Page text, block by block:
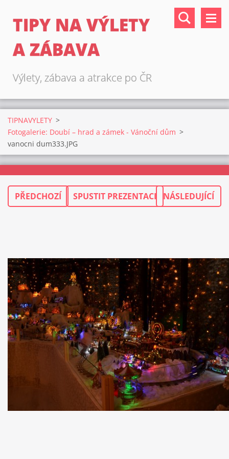
TIPY NA VÝLETY
A ZÁBAVA
Výlety, zábava a atrakce po ČR
TIPNAVYLETY >
Fotogalerie: Doubí – hrad a zámek - Vánoční dům >
vanocni dum333.JPG
PŘEDCHOZÍ SPUSTIT PREZENTACI NÁSLEDUJÍCÍ